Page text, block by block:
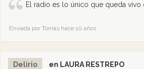
El radio es lo único que queda vivo
Enviada por Tomás hace 10 años
Delirio en LAURA RESTREPO